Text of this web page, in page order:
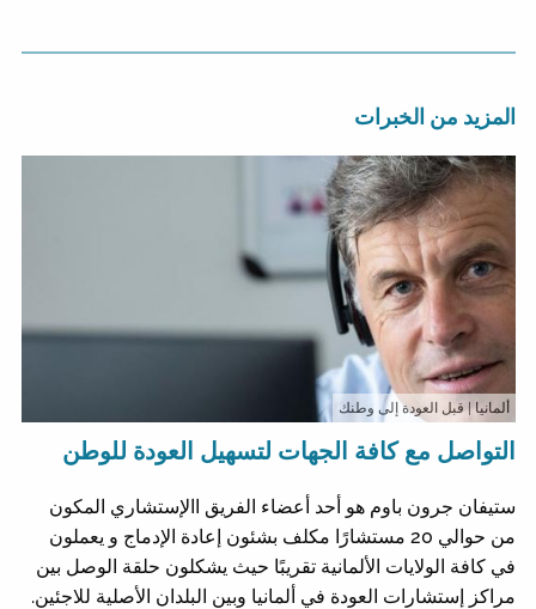
المزيد من الخبرات
ألمانيا| قبل العودة إلى وطنك
التواصل مع كافة الجهات لتسهيل العودة للوطن
ستيفان جرون باوم هو أحد أعضاء الفريق االإستشاري المكون
من حوالي 20 مستشارًا مكلف بشئون إعادة الإدماج و يعملون
في كافة الولايات الألمانية تقريبًا حيث يشكلون حلقة الوصل بين
مراكز إستشارات العودة في ألمانيا وبين البلدان الأصلية للاجئين.